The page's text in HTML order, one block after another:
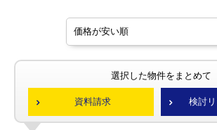
選択した物件をまとめて
資料請求 検討